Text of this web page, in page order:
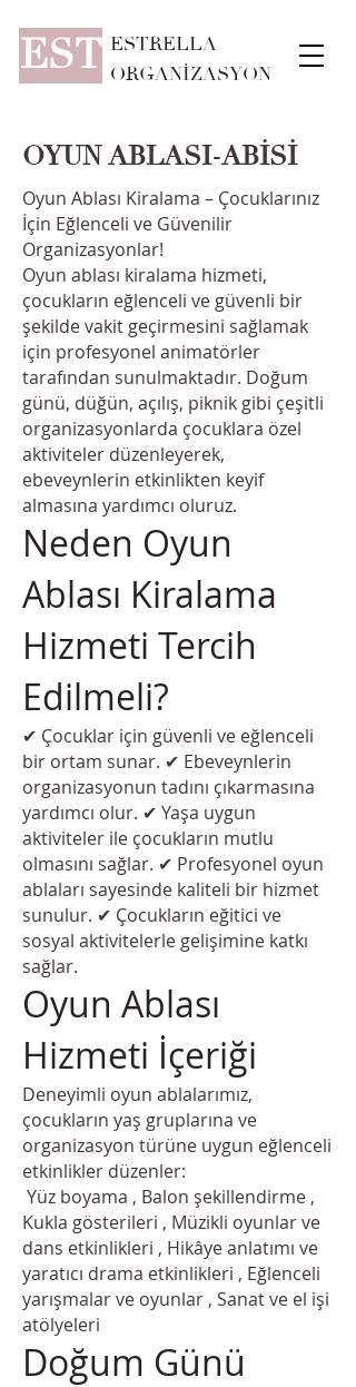
EST ESTRELLA
ORGANİZASYON
OYUN ABLASI-ABİSİ
Oyun Ablası Kiralama – Çocuklarınız
İçin Eğlenceli ve Güvenilir
Organizasyonlar!
Oyun ablası kiralama hizmeti,
çocukların eğlenceli ve güvenli bir
şekilde vakit geçirmesini sağlamak
için profesyonel animatörler
tarafından sunulmaktadır. Doğum
günü, düğün, açılış, piknik gibi çeşitli
organizasyonlarda çocuklara özel
aktiviteler düzenleyerek,
ebeveynlerin etkinlikten keyif
almasına yardımcı oluruz.
Neden Oyun
Ablası Kiralama
Hizmeti Tercih
Edilmeli?
✔ Çocuklar için güvenli ve eğlenceli
bir ortam sunar. ✔ Ebeveynlerin
organizasyonun tadını çıkarmasına
yardımcı olur. ✔ Yaşa uygun
aktiviteler ile çocukların mutlu
olmasını sağlar. ✔ Profesyonel oyun
ablaları sayesinde kaliteli bir hizmet
sunulur. ✔ Çocukların eğitici ve
sosyal aktivitelerle gelişimine katkı
sağlar.
Oyun Ablası
Hizmeti İçeriği
Deneyimli oyun ablalarımız,
çocukların yaş gruplarına ve
organizasyon türüne uygun eğlenceli
etkinlikler düzenler:
Yüz boyama , Balon şekillendirme ,
Kukla gösterileri , Müzikli oyunlar ve
dans etkinlikleri , Hikâye anlatımı ve
yaratıcı drama etkinlikleri , Eğlenceli
yarışmalar ve oyunlar , Sanat ve el işi
atölyeleri
Doğum Günü